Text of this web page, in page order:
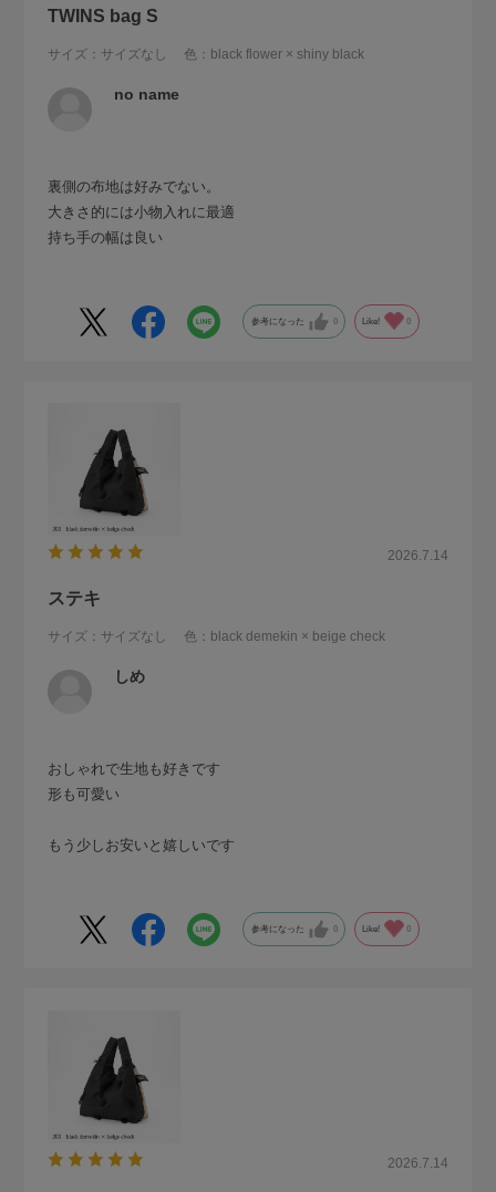
TWINS bag S
サイズ：サイズなし 色：black flower × shiny black
no name
裏側の布地は好みでない。
大きさ的には小物入れに最適
持ち手の幅は良い
参考になった 0 Like! 0
2026.7.14
ステキ
サイズ：サイズなし 色：black demekin × beige check
しめ
おしゃれで生地も好きです
形も可愛い
もう少しお安いと嬉しいです
参考になった 0 Like! 0
2026.7.14